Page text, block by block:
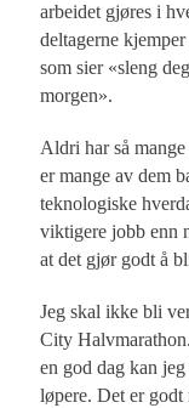
arbeidet gjøres i
deltagerne
som sier «sleng
morgen».
Aldri har så
er mange av dem
teknologiske
viktigere jobb enn
at det gjør godt å
Jeg skal ikke bli
City
en god dag kan
løpere. Det er